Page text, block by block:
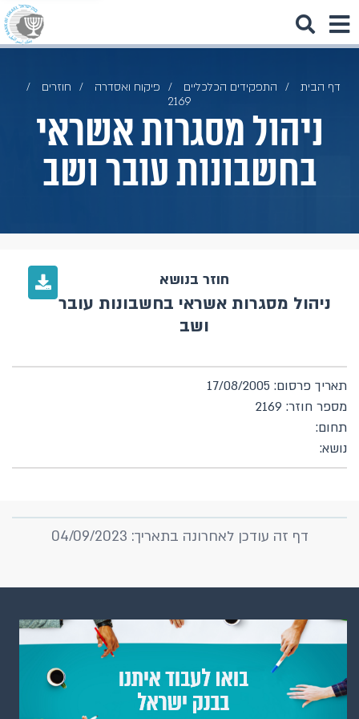
דף הבית התפקידים הכלכליים פיקוח ואסדרה
חוזרים
2169
ניהול מסגרות אשראי
בחשבונות עובר ושב
חוזר בנושא
ניהול מסגרות אשראי בחשבונות עובר
ושב
תאריך פרסום: 17/08/2005
מספר חוזר: 2169
תחום:
נושא:
דף זה עודכן לאחרונה בתאריך: 04/09/2023